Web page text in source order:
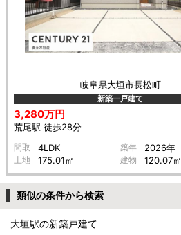
岐阜県大垣市長松町
新築一戸建て
3,280万円
荒尾駅 徒歩28分
間取 4LDK 築年 2026年
土地 175.01㎡ 建物 120.07㎡
類似の条件から検索
大垣駅の新築戸建て